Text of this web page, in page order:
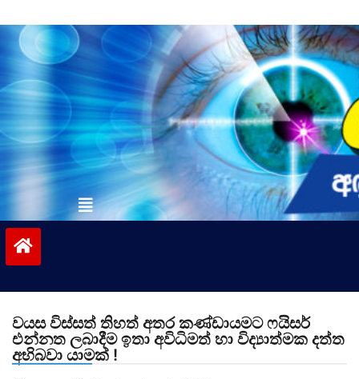
to
contentvinivida.lk
වයස විස්සත් තිහත් අතර කණ්ඩායමට ෆයිසර්
එන්නත ලබාදීම ඉතා අවිධිමත් හා විද්‍යාත්මක දත්ත
අභිබවා යාමක් !